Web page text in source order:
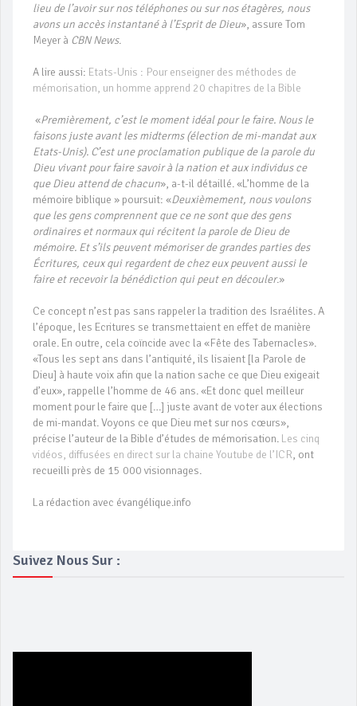
lieu de l’avoir sur nos téléphones ou sur nos étagères, nous
avons un accès instantané à l’Esprit de Dieu», assure Tom
Meyer à CBN News.
A lire aussi: Etats-Unis : Pour enseigner des méthodes de
mémorisation, un homme apprend 20 chapitres de la Bible
«Premièrement, c’est le moment idéal pour le faire. Nous le
faisons juste avant les midterms (élection de mi-mandat aux
Etats-Unis). C’est une proclamation publique de la parole du
Dieu vivant pour faire savoir à la nation et aux individus ce
que Dieu attend de chacun», a-t-il détaillé. «L’homme de la
mémoire biblique » poursuit: «Deuxièmement, nous voulons
que les gens comprennent que ce ne sont que des gens
ordinaires et normaux qui récitent la parole de Dieu de
mémoire. Et s’ils peuvent mémoriser de grandes parties des
Écritures, ceux qui regardent de chez eux peuvent aussi le
faire et recevoir la bénédiction qui peut en découler.»
Ce concept n’est pas sans rappeler la tradition des Israélites. A
l’époque, les Ecritures se transmettaient en effet de manière
orale. En outre, cela coïncide avec la «Fête des Tabernacles».
«Tous les sept ans dans l’antiquité, ils lisaient [la Parole de
Dieu] à haute voix afin que la nation sache ce que Dieu exigeait
d’eux», rappelle l’homme de 46 ans. «Et donc quel meilleur
moment pour le faire que […] juste avant de voter aux élections
de mi-mandat. Voyons ce que Dieu met sur nos cœurs»,
précise l’auteur de la Bible d’études de mémorisation. Les cinq
vidéos, diffusées en direct sur la chaine Youtube de l’ICR, ont
recueilli près de 15 000 visionnages.
La rédaction avec évangélique.info
Suivez Nous Sur :